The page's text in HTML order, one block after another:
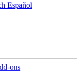
Español
ons